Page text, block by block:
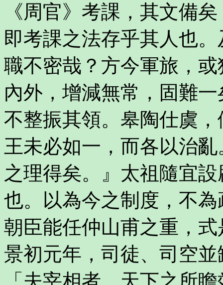
《周官》考課，其文備
即考課之法存乎其人也
職不密哉？方今軍旅，
內外，增減無常，固難
不整振其領。皋陶仕虞
王未必如一，而各以治
之理得矣。』太祖隨宜
也。以為今之制度，不
朝臣能任仲山甫之重，
景初元年，司徒、司空
「夫宰相者，天下之所